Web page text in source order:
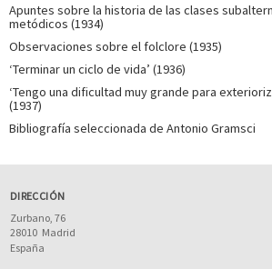
Apuntes sobre la historia de las clases
metódicos (1934)
Observaciones sobre el folclore (1935)
‘Terminar un ciclo de vida’ (1936)
‘Tengo una dificultad muy grande para
(1937)
Bibliografía seleccionada de Antonio Gramsci
DIRECCIÓN
Zurbano, 76
28010 Madrid
España